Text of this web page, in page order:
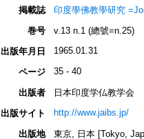
掲載誌
印度學佛教學研究
巻号
v.13 n.1 (總號=n.25)
出版年月日
1965.01.31
ページ 35 - 40
出版者
日本印度学仏教学会
出版サイト
http://www.jaibs.jp/
出版地
東京, 日本 [Tokyo,